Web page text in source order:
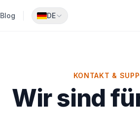
Blog DE
KONTAKT &
Wir sind